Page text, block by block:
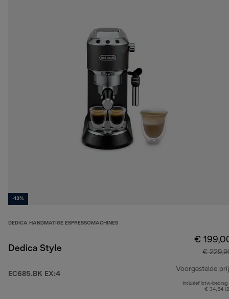
-13%
DEDICA HANDMATIGE ESPRESSOMACHINES
Dedica Style
EC685.BK EX:4
€
€
Voorgestelde
Inclusief btw-bedrag
€ 34,54